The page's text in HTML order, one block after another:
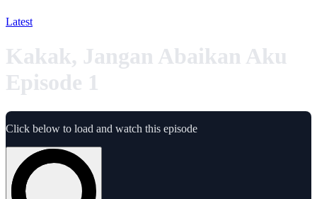
Latest
Kakak, Jangan Abaikan Aku
Episode 1
Click below to load and watch this episode